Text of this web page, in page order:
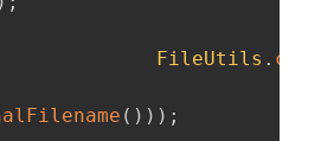
FileUtils .
( ) ) ) ;